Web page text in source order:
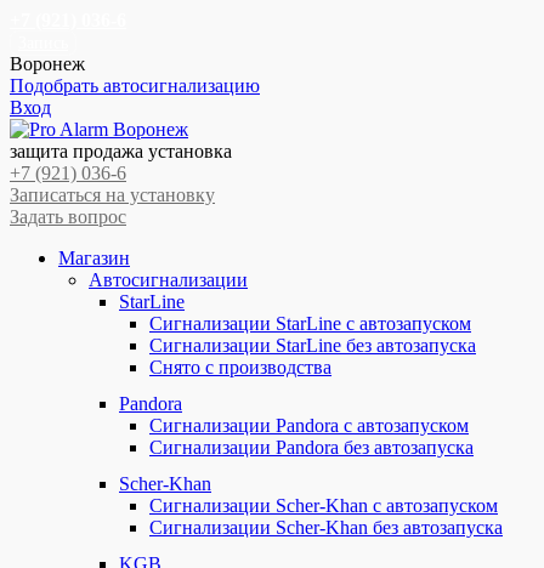
Воронеж
Подобрать автосигнализацию
Вход
Перейти
к
навигации
Перейти
к
содержимому
защита продажа установка
+7 (921) 036-6
Записаться на установку
Задать вопрос
Магазин
Автосигнализации
StarLine
Сигнализации StarLine с автозапуском
Сигнализации StarLine без автозапуска
Снято с производства
Pandora
Сигнализации Pandora с автозапуском
Сигнализации Pandora без автозапуска
Scher-Khan
Сигнализации Scher-Khan с автозапуском
Сигнализации Scher-Khan без автозапуска
KGB